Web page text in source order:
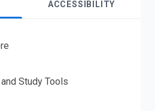
ACCESSIBILITY
Study Tools